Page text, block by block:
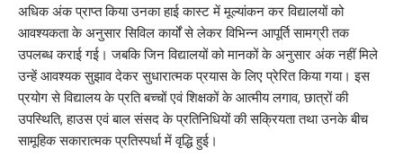
अधिक अंक प्राप्त किया उनका हाई कास्ट में मूल्यांकन कर विद्यालयों को
आवश्यकता के अनुसार सिविल कार्यों से लेकर विभिन्न आपूर्ति सामग्री तक
उपलब्ध कराई गई। जबकि जिन विद्यालयों को मानकों के अनुसार अंक नहीं मिले
उन्हें आवश्यक सुझाव देकर सुधारात्मक प्रयास के लिए प्रेरित किया गया। इस
प्रयोग से विद्यालय के प्रति बच्चों एवं शिक्षकों के आत्मीय लगाव, छात्रों की
उपस्थिति, हाउस एवं बाल संसद के प्रतिनिधियों की सक्रियता तथा उनके बीच
सामूहिक सकारात्मक प्रतिस्पर्धा में वृद्धि हुई।